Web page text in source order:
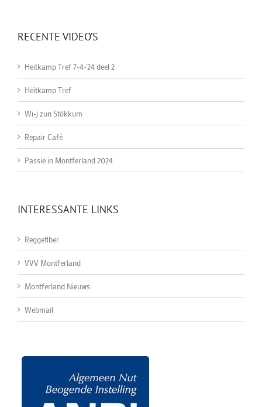
RECENTE VIDEO’S
Heitkamp Tref 7-4-'24 deel 2
Heitkamp Tref
Wi-j zun Stökkum
Repair Café
Passie in Montferland 2024
INTERESSANTE LINKS
Reggefiber
VVV Montferland
Montferland Nieuws
Webmail